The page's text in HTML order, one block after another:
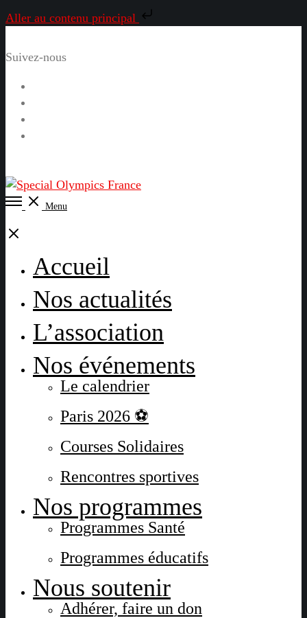
Aller au contenu principal
Suivez-nous
Open
Menu
Close
Accueil
Nos actualités
L’association
Nos événements
Le calendrier
Paris 2026 ⚽
Courses Solidaires
Rencontres sportives
Nos programmes
Programmes Santé
Programmes éducatifs
Nous soutenir
Adhérer, faire un don